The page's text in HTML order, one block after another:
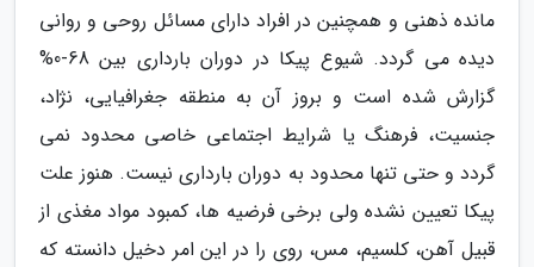
مانده ذهنی و همچنین در افراد دارای مسائل روحی و روانی
دیده می گردد. شیوع پیکا در دوران بارداری بین 68-0%
گزارش شده است و بروز آن به منطقه جغرافیایی، نژاد،
جنسیت، فرهنگ یا شرایط اجتماعی خاصی محدود نمی
گردد و حتی تنها محدود به دوران بارداری نیست. هنوز علت
پیکا تعیین نشده ولی برخی فرضیه ها، کمبود مواد مغذی از
قبیل آهن، کلسیم، مس، روی را در این امر دخیل دانسته که